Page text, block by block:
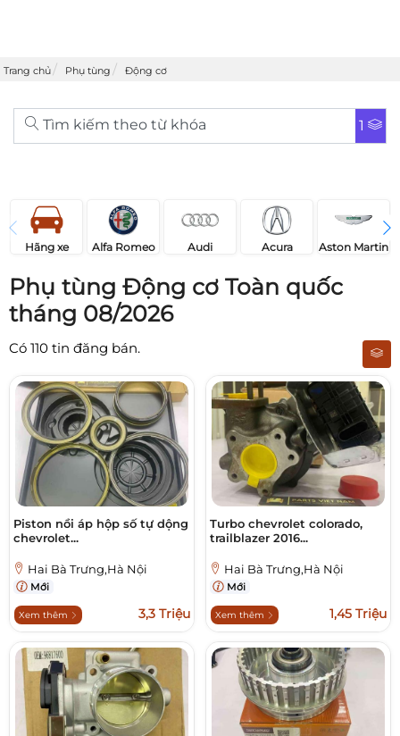
Trang chủ Phụ tùng Động cơ
Tìm kiếm theo từ khóa 1
Hãng xe Alfa Romeo Audi Acura Aston Martin
Phụ tùng Động cơ Toàn quốc
tháng 08/2026
Có 110 tin đăng bán.
Piston nồi áp hộp số tự dộng
chevrolet...
Hai Bà Trưng,Hà Nội
Mới
Xem thêm 3,3 Triệu
Turbo chevrolet colorado,
trailblazer 2016...
Hai Bà Trưng,Hà Nội
Mới
Xem thêm 1,45 Triệu